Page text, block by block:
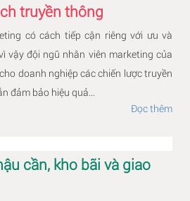
truyền thông
có cách tiếp cận riêng với ưu và
vậy đội ngũ nhân viên marketing của
doanh nghiệp các chiến lược truyền
đảm bảo hiệu quả...
Đọc thêm
cần, kho bãi và giao